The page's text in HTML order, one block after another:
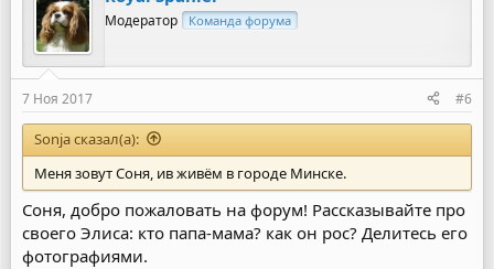
и
и
:
Модератор Команда форума
7 Ноя 2017 #6
Sonja сказал(а):
Меня зовут Соня, ив живём в городе Минске.
Соня, добро пожаловать на форум! Рассказывайте про
своего Элиса: кто папа-мама? как он рос? Делитесь его
фотографиями.